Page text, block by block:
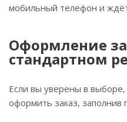
мобильный телефон и
Оформление
стандартном
Если вы уверены в
оформить заказ, заполнив